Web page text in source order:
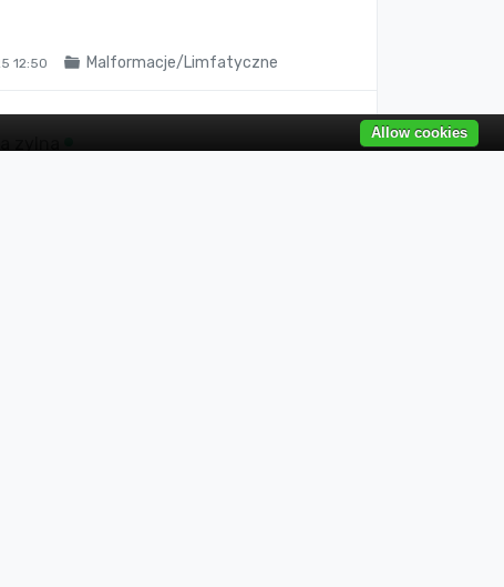
12:50 Malformacje/Limfatyczne
zylna
Allow cookies